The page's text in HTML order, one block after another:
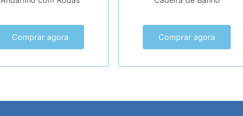
Comprar agora Comprar agora